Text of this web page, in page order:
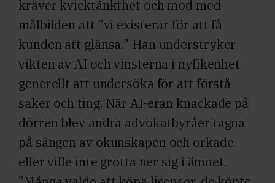
kräver kvicktänkthet och mod med
målbilden att ”vi existerar för att få
kunden att glänsa.” Han understryker
vikten av AI och vinsterna i nyfikenhet
generellt att undersöka för att förstå
saker och ting. När AI-eran knackade på
dörren blev andra advokatbyråer tagna
på sängen av okunskapen och orkade
eller ville inte grotta ner sig i ämnet.